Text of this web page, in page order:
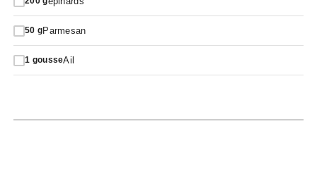
50 gParmesan
1 gousseAil